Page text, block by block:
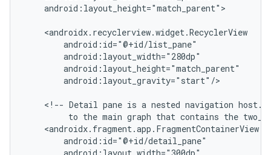
android:layout_height="match_parent">
android:layout_gravity="start"/>
<!-- Detail pane is a nested navigation host.
to the main graph that contains the